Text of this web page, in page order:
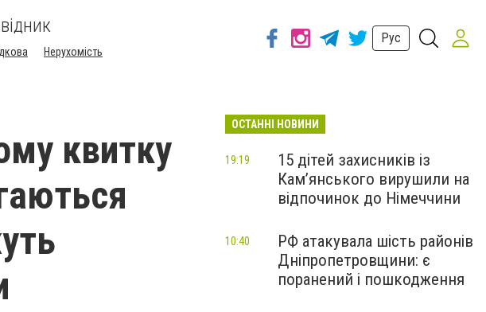
Нерухомість
Рус
квитку
ОСТАННІ НОВИНИ
15 дітей захисників із
Кам’янського вирушили на
відпочинок до Німеччини
19:19
РФ атакувала шість районів
Дніпропетровщини: є
поранений і пошкодження
10:40